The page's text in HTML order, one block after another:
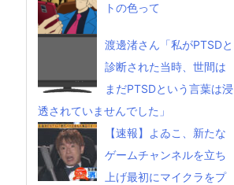
トの色って
渡邊渚さん「私がPTSDと
診断された当時、世間は
まだPTSDという言葉は浸
透されていませんでした」
【速報】よゐこ、新たな
ゲームチャンネルを立ち
上げ最初にマイクラをプ